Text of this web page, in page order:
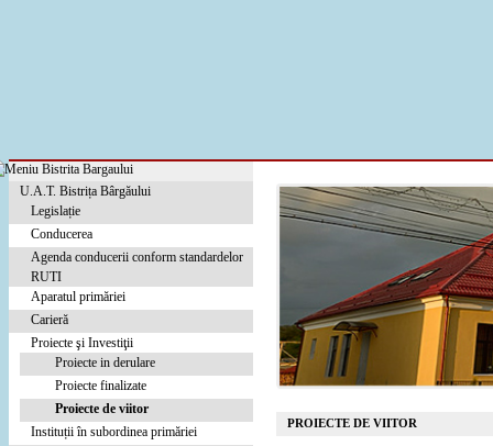
U.A.T. Bistrița Bârgăului
Legislație
Conducerea
Agenda conducerii conform standardelor
RUTI
Aparatul primăriei
Carieră
Proiecte şi Investiţii
Proiecte in derulare
Proiecte finalizate
Proiecte de viitor
Instituții în subordinea primăriei
PROIECTE DE VIITOR